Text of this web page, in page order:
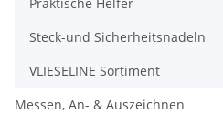
Steck-und Sicherheitsnadeln
VLIESELINE Sortiment
Messen, An- & Auszeichnen